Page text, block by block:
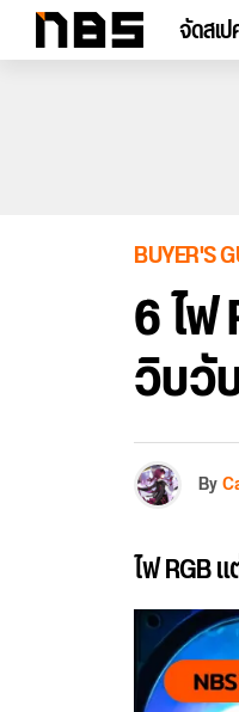
จัดสเ
BUYER'S
6 ไ
วิบวั
By
ไฟ RGB